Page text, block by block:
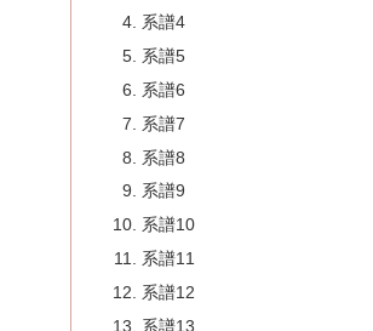
系譜4
系譜5
系譜6
系譜7
系譜8
系譜9
系譜10
系譜11
系譜12
系譜13